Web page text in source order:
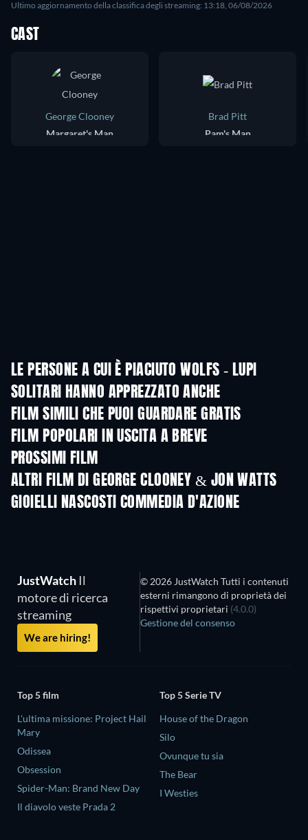
Ultimo aggiornamento della classifica degli streaming: 13:18, 06/08/2026
CAST
George Clooney
Margaret's Man
Brad Pitt
Pam's Man
LE PERSONE A CUI È PIACIUTO WOLFS - LUPI
SOLITARI HANNO APPREZZATO ANCHE
FILM SIMILI CHE PUOI GUARDARE GRATIS
FILM POPOLARI IN USCITA A BREVE
PROSSIMI FILM
ALTRI FILM DI GEORGE CLOONEY & JON WATTS
GIOIELLI NASCOSTI COMMEDIA D'AZIONE
JustWatch Il
motore di ricerca
streaming
We are hiring!
© 2026 JustWatch Tutti i contenuti
esterni rimangono di proprietà dei
rispettivi proprietari (4.0.0)
Gestione del consenso
Top 5 film
L'ultima missione: Project Hail
Mary
Odissea
Obsession
Spider-Man: Brand New Day
Il diavolo veste Prada 2
Top 5 Serie TV
House of the Dragon
Silo
Ovunque tu sia
The Bear
I Westies